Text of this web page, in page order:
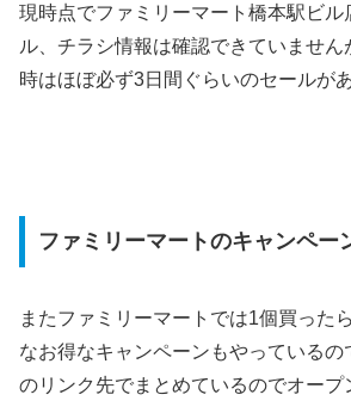
現時点でファミリーマート橋本駅ビル
ル、チラシ情報は確認できていませ
時はほぼ必ず3日間ぐらいのセールが
ファミリーマートのキャンペー
またファミリーマートでは1個買った
なお得なキャンペーンもやっている
のリンク先でまとめているのでオープ